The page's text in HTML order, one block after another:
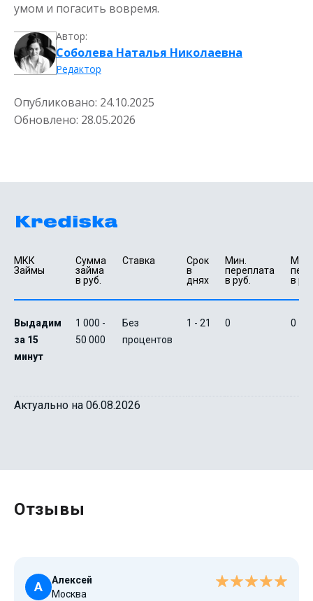
умом и погасить вовремя.
Автор:
Соболева Наталья Николаевна
Редактор
Опубликовано: 24.10.2025
Обновлено: 28.05.2026
МКК
Займы
Сумма
займа
в руб.
Ставка
Срок
в
днях
Мин.
переплата
в руб.
в
Выдадим
за 15
минут
1 000 -
50 000
Без
процентов
1 - 21 0 0
Актуально на 06.08.2026
Отзывы
А
Алексей
Москва